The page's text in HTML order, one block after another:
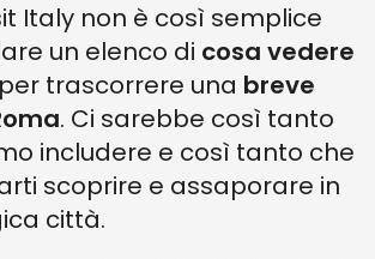
Italy non è così semplice
un elenco di cosa vedere
per trascorrere una breve
. Ci sarebbe così tanto
includere e così tanto che
scoprire e assaporare in
città.